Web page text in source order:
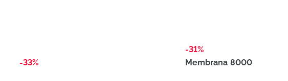
-33%
-31%
Membrana 8000